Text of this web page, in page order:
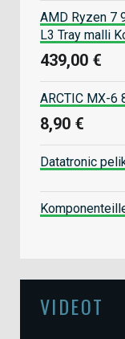
AMD Ryzen 7
L3 Tray malli
439,00 €
ARCTIC MX-6
8,90 €
Datatronic
VIDEOT